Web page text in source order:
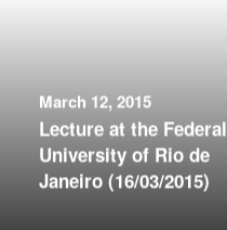
March 12, 2015
Lecture at the Federal
University of Rio de
Janeiro (16/03/2015)